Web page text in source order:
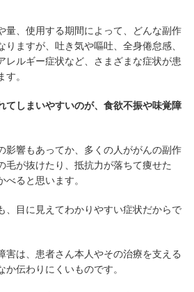
量、使用する期間によって、どんな副作
りますが、吐き気や嘔吐、全身倦怠感、
レルギー症状など、さまざまな症状が患
。
てしまいやすいのが、食欲不振や味覚障
影響もあってか、多くの人ががんの副作
毛が抜けたり、抵抗力が落ちて痩せた
べると思います。
、目に見えてわかりやすい症状だからで
害は、患者さん本人やその治療を支える
伝わりにくいものです。